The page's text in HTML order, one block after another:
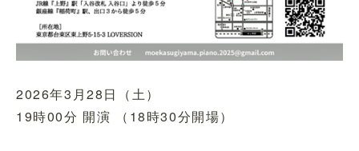
2026年3月28日（土）
19時00分 開演 （18時30分開場）